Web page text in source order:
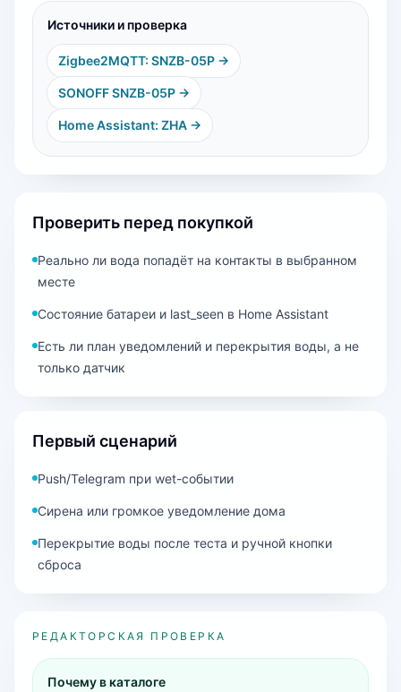
Источники и проверка
Zigbee2MQTT: SNZB-05P →
SONOFF SNZB-05P →
Home Assistant: ZHA →
Проверить перед покупкой
Реально ли вода попадёт на контакты в выбранном
месте
Состояние батареи и last_seen в Home Assistant
Есть ли план уведомлений и перекрытия воды, а не
только датчик
Первый сценарий
Push/Telegram при wet-событии
Сирена или громкое уведомление дома
Перекрытие воды после теста и ручной кнопки
сброса
РЕДАКТОРСКАЯ ПРОВЕРКА
Почему в каталоге